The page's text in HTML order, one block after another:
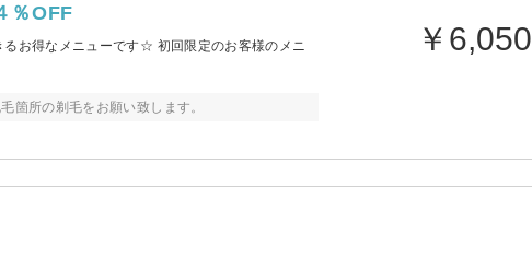
％OFF
お得なメニューです☆ 初回限定のお客様のメニ
箇所の剃毛をお願い致します。
￥6,050